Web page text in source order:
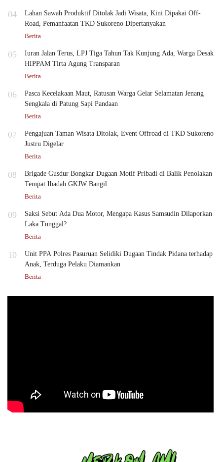
04
Lahan Sawah Produktif Ditolak Jadi Wisata, Kini Dipakai Off-
Road, Pemanfaatan TKD Sukoreno Dipertanyakan
Berita
05
Iuran Jalan Terus, LPJ Tiga Tahun Tak Kunjung Ada, Warga Desak
HIPPAM Tirta Agung Transparan
Berita
06
Pasca Kecelakaan Maut, Ratusan Warga Gelar Selamatan Jenang
Sengkala di Patung Sapi Pandaan
Berita
07
Pengajuan Taman Wisata Ditolak, Event Offroad di TKD Sukoreno
Justru Digelar
Berita
08
Brigade Gusdur Bongkar Dugaan Motif Pribadi di Balik Penolakan
Tempat Ibadah GKJW Bangil
Berita
09
Saksi Sebut Ada Dua Motor, Mengapa Kasus Samsudin Dilaporkan
Laka Tunggal?
Berita
10
Unit PPA Polres Pasuruan Selidiki Dugaan Tindak Pidana terhadap
Anak, Terduga Pelaku Diamankan
Berita